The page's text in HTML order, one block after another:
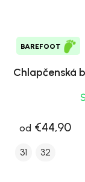
BAREFOOT
Chlapčenská
od €44,90
31 32